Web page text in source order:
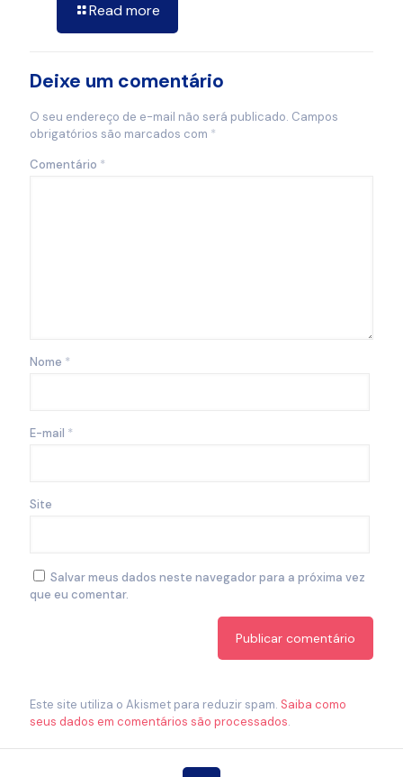
Read more
Deixe um comentário
O seu endereço de e-mail não será publicado. Campos
obrigatórios são marcados com *
Comentário *
Nome *
E-mail *
Site
Salvar meus dados neste navegador para a próxima vez
que eu comentar.
Este site utiliza o Akismet para reduzir spam. Saiba como
seus dados em comentários são processados.